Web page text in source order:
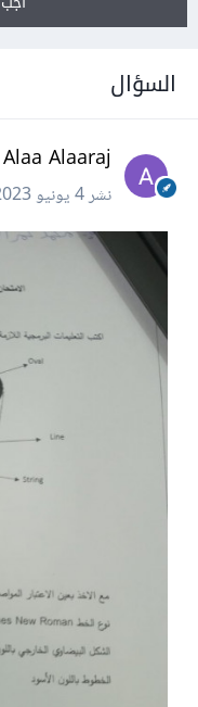
السؤال
Alaa Alaaraj
نشر4 يونيو 2023